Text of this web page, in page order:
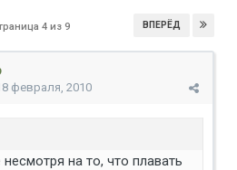
ВПЕРЁД
4 из 9
февраля, 2010
на то, что плавать